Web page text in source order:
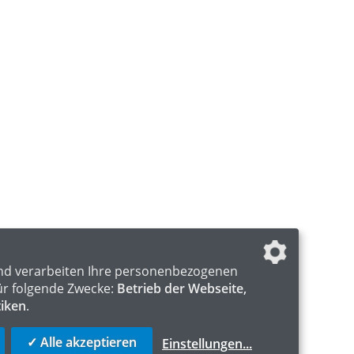
verarbeiten Ihre personenbezogenen
folgende Zwecke: Betrieb der Webseite,
.
✓ Alle akzeptieren Einstellungen...